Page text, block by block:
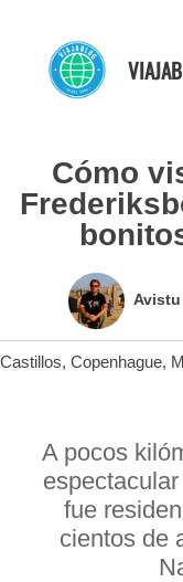
contenido
Cómo
Avistu
Castillos, Copenhague,
A pocos
fue
cientos de